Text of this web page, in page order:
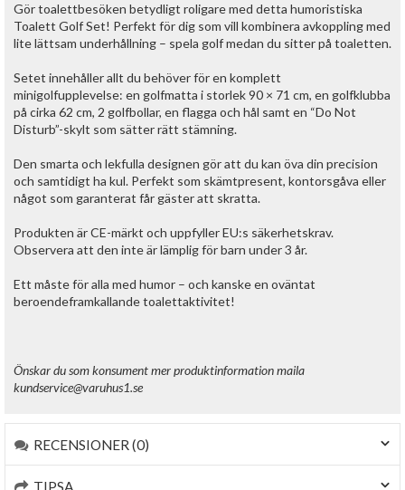
Gör toalettbesöken betydligt roligare med detta humoristiska
Toalett Golf Set! Perfekt för dig som vill kombinera avkoppling med
lite lättsam underhållning – spela golf medan du sitter på toaletten.
Setet innehåller allt du behöver för en komplett
minigolfupplevelse: en golfmatta i storlek 90 × 71 cm, en golfklubba
på cirka 62 cm, 2 golfbollar, en flagga och hål samt en “Do Not
Disturb”-skylt som sätter rätt stämning.
Den smarta och lekfulla designen gör att du kan öva din precision
och samtidigt ha kul. Perfekt som skämtpresent, kontorsgåva eller
något som garanterat får gäster att skratta.
Produkten är CE-märkt och uppfyller EU:s säkerhetskrav.
Observera att den inte är lämplig för barn under 3 år.
Ett måste för alla med humor – och kanske en oväntat
beroendeframkallande toalettaktivitet!
Önskar du som konsument mer produktinformation maila
kundservice@varuhus1.se
RECENSIONER (0)
TIPSA